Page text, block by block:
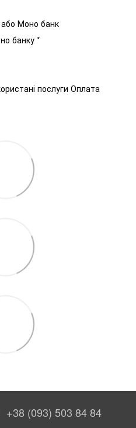
Моно банк
банку *
послуги Оплата
+38 (093) 503 84 84